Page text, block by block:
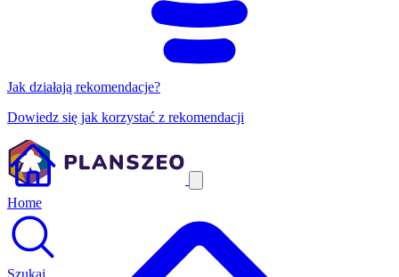
Jak działają rekomendacje?
Dowiedz się jak korzystać z rekomendacji
Home
Szukaj